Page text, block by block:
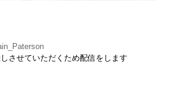
させていただくため配信をします